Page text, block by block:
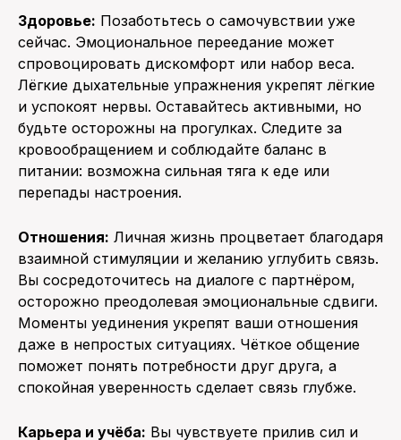
Здоровье: Позаботьтесь о самочувствии уже
сейчас. Эмоциональное переедание может
спровоцировать дискомфорт или набор веса.
Лёгкие дыхательные упражнения укрепят лёгкие
и успокоят нервы. Оставайтесь активными, но
будьте осторожны на прогулках. Следите за
кровообращением и соблюдайте баланс в
питании: возможна сильная тяга к еде или
перепады настроения.
Отношения: Личная жизнь процветает благодаря
взаимной стимуляции и желанию углубить связь.
Вы сосредоточитесь на диалоге с партнёром,
осторожно преодолевая эмоциональные сдвиги.
Моменты уединения укрепят ваши отношения
даже в непростых ситуациях. Чёткое общение
поможет понять потребности друг друга, а
спокойная уверенность сделает связь глубже.
Карьера и учёба: Вы чувствуете прилив сил и